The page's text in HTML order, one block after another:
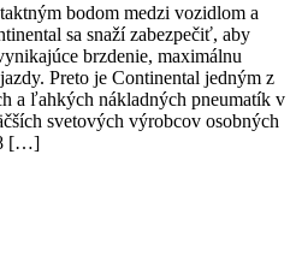
bodom medzi vozidlom a
sa snaží zabezpečiť, aby
brzdenie, maximálnu
Preto je Continental jedným z
a ľahkých nákladných pneumatík v
svetových výrobcov osobných
[…]